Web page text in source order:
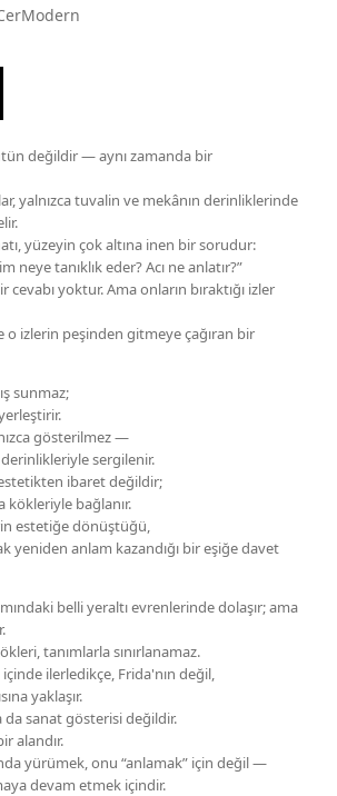
değildir — aynı zamanda bir
yalnızca tuvalin ve mekânın derinliklerinde
yüzeyin çok altına inen bir sorudur:
neye tanıklık eder? Acı ne anlatır?”
cevabı yoktur. Ama onların bıraktığı izler
o izlerin peşinden gitmeye çağıran bir
sunmaz;
gösterilmez —
sergilenir.
ibaret değildir;
kökleriyle bağlanır.
estetiğe dönüştüğü,
yeniden anlam kazandığı bir eşiğe davet
belli yeraltı evrenlerinde dolaşır; ama
tanımlarla sınırlanamaz.
ilerledikçe, Frida'nın değil,
yaklaşır.
da sanat gösterisi değildir.
alandır.
yürümek, onu “anlamak” için değil —
devam etmek içindir.